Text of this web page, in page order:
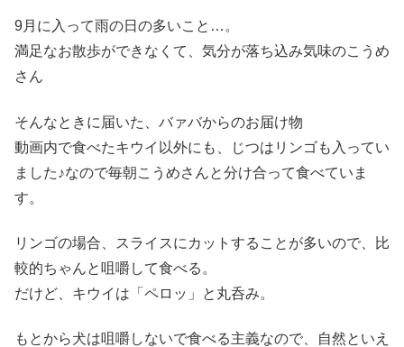
9月に入って雨の日の多いこと…。
満足なお散歩ができなくて、気分が落ち込み気味のこうめ
さん
そんなときに届いた、バァバからのお届け物
動画内で食べたキウイ以外にも、じつはリンゴも入ってい
ました♪なので毎朝こうめさんと分け合って食べていま
す。
リンゴの場合、スライスにカットすることが多いので、比
較的ちゃんと咀嚼して食べる。
だけど、キウイは「ペロッ」と丸呑み。
もとから犬は咀嚼しないで食べる主義なので、自然といえ